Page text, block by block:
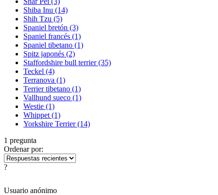
Shiba Inu (14)
Shih Tzu (5)
Spaniel bretón (3)
Spaniel francés (1)
Spaniel tibetano (1)
Spitz japonés (2)
Staffordshire bull terrier(35)
Teckel (4)
Terranova (1)
Terrier tibetano (1)
Vallhund sueco (1)
Westie (1)
Whippet (1)
Yorkshire Terrier(14)
1 pregunta
Ordenar por:
?
Usuario anónimo